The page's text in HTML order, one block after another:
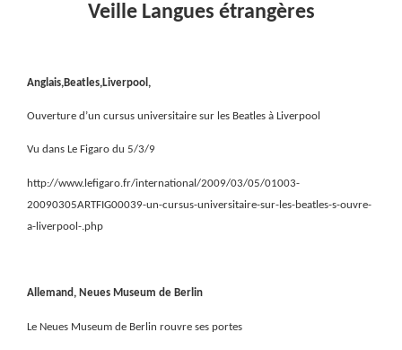
Veille Langues étrangères
Anglais,Beatles,Liverpool,
Ouverture d’un cursus universitaire sur les Beatles à Liverpool
Vu dans Le Figaro du 5/3/9
http://www.lefigaro.fr/international/2009/03/05/01003-
20090305ARTFIG00039-un-cursus-universitaire-sur-les-beatles-s-ouvre-
a-liverpool-.php
Allemand, Neues Museum de Berlin
Le Neues Museum de Berlin rouvre ses portes